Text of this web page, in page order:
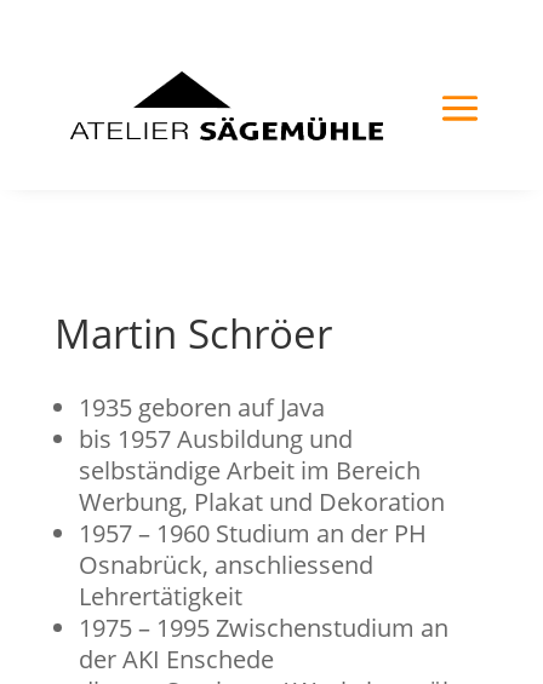
Martin Schröer
1935 geboren auf Java
bis 1957 Ausbildung und
selbständige Arbeit im Bereich
Werbung, Plakat und Dekoration
1957 – 1960 Studium an der PH
Osnabrück, anschliessend
Lehrertätigkeit
1975 – 1995 Zwischenstudium an
der AKI Enschede